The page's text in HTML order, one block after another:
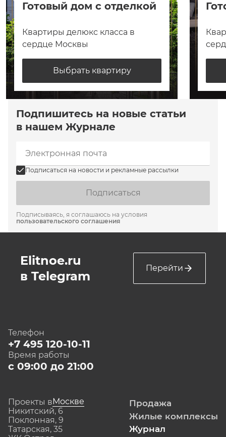
Готовый дом с отделкой
Квартиры делюкс класса в
сердце Москвы
Выбрать квартиру
Подпишитесь на новые статьи
в нашем Журнале
Подписаться на новости и рекламные рассылки
Подписаться
Подписываясь, я соглашаюсь на условия
пользовательского соглашения
Elitnoe.ru
в Telegram
Перейти
Телефон
+7 495 120-10-11
Время работы
с 09:00 до 21:00
Проекты вМоскве
Никитский, 6
Поклонная, 9
Татарская, 35
Продажа
Жилые комплексы
Журнал